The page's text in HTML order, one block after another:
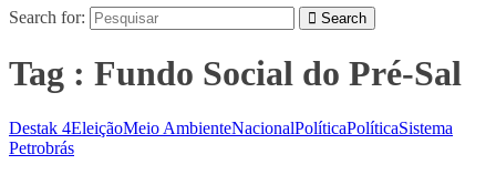
Search for: Search
Tag : Fundo Social do Pré-Sal
Destak 4EleiçãoMeio AmbienteNacionalPolíticaPolíticaSistema
Petrobrás